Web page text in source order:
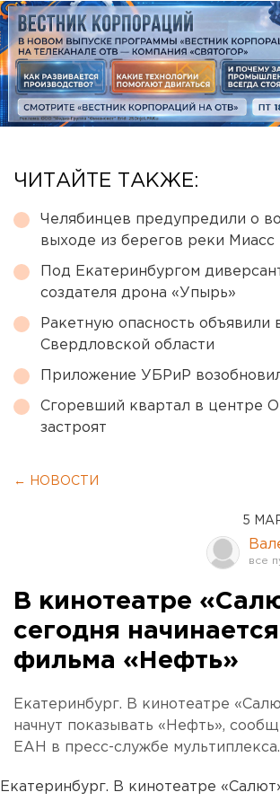
ЧИТАЙТЕ ТАКЖЕ:
Челябинцев предупредили о
выходе из берегов реки Миасс
Под Екатеринбургом
создателя дрона «Упырь»
Ракетную опасность объявили
Свердловской области
Приложение УБРиР
Сгоревший квартал в центре
застроят
← НОВОСТИ
5
В кинотеатре
сегодня
фильма «Нефть»
Екатеринбург. В кинотеатре
начнут показывать «Нефть»,
ЕАН в пресс-службе мультиплекса.
Екатеринбург. В кинотеатре